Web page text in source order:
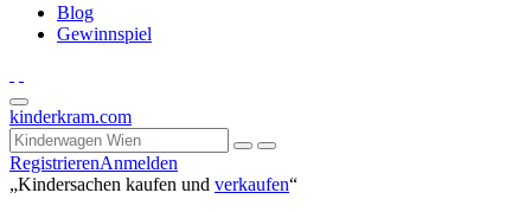
Blog
Gewinnspiel
kinderkram.com
RegistrierenAnmelden
„Kindersachen kaufen und verkaufen“